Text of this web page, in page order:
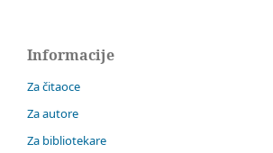
Informacije
Za čitaoce
Za autore
Za bibliotekare